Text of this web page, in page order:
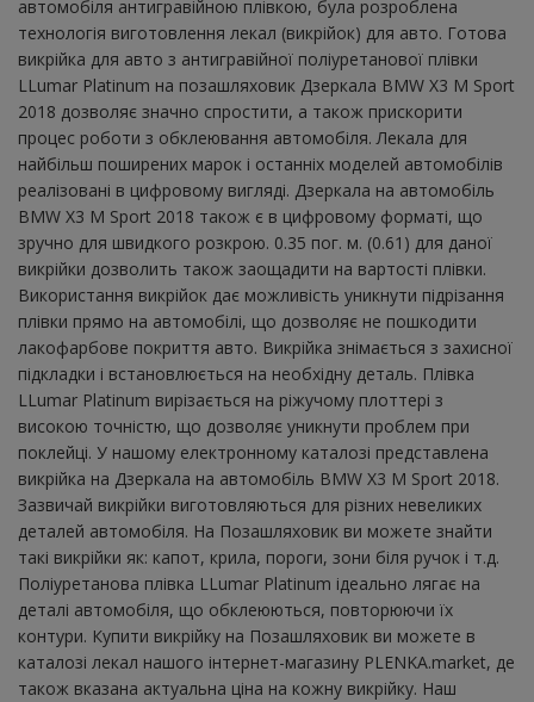
автомобіля антигравійною плівкою, була розроблена
технологія виготовлення лекал (викрійок) для авто. Готова
викрійка для авто з антигравійної поліуретанової плівки
LLumar Platinum на позашляховик Дзеркала BMW X3 M Sport
2018 дозволяє значно спростити, а також прискорити
процес роботи з обклеювання автомобіля. Лекала для
найбільш поширених марок і останніх моделей автомобілів
реалізовані в цифровому вигляді. Дзеркала на автомобіль
BMW X3 M Sport 2018 також є в цифровому форматі, що
зручно для швидкого розкрою. 0.35 пог. м. (0.61) для даної
викрійки дозволить також заощадити на вартості плівки.
Використання викрійок дає можливість уникнути підрізання
плівки прямо на автомобілі, що дозволяє не пошкодити
лакофарбове покриття авто. Викрійка знімається з захисної
підкладки і встановлюється на необхідну деталь. Плівка
LLumar Platinum вирізається на ріжучому плоттері з
високою точністю, що дозволяє уникнути проблем при
поклейці. У нашому електронному каталозі представлена ​​
викрійка на Дзеркала на автомобіль BMW X3 M Sport 2018.
Зазвичай викрійки виготовляються для різних невеликих
деталей автомобіля. На Позашляховик ви можете знайти
такі викрійки як: капот, крила, пороги, зони біля ручок і т.д.
Поліуретанова плівка LLumar Platinum ідеально лягає на
деталі автомобіля, що обклеюються, повторюючи їх
контури. Купити викрійку на Позашляховик ви можете в
каталозі лекал нашого інтернет-магазину PLENKA.market, де
також вказана актуальна ціна на кожну викрійку. Наш